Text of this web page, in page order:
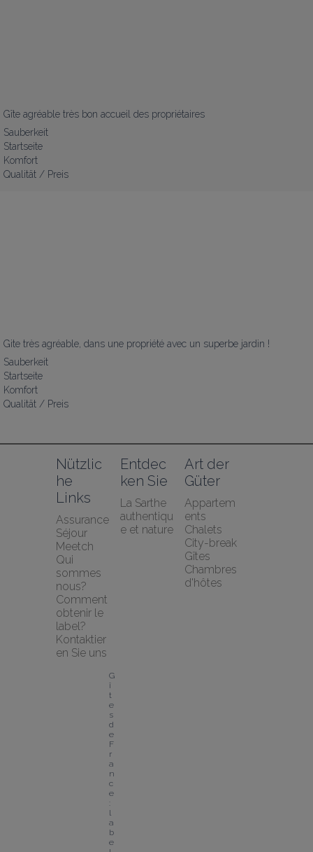
Gîte agréable très bon accueil des propriétaires
Sauberkeit
Startseite
Komfort
Qualität / Preis
Gite très agréable, dans une propriété avec un superbe jardin !
Sauberkeit
Startseite
Komfort
Qualität / Preis
Nützlic
he
Links
Assurance
Séjour
Meetch
Qui
sommes
nous?
Comment
obtenir le
label?
Kontaktier
en Sie uns
Entdec
ken Sie
La Sarthe
authentiqu
e et nature
Art der
Güter
Appartem
ents
Chalets
City-break
Gîtes
Chambres
d'hôtes
G
î
t
e
s
d
e
F
r
a
n
c
e
:
l
a
b
e